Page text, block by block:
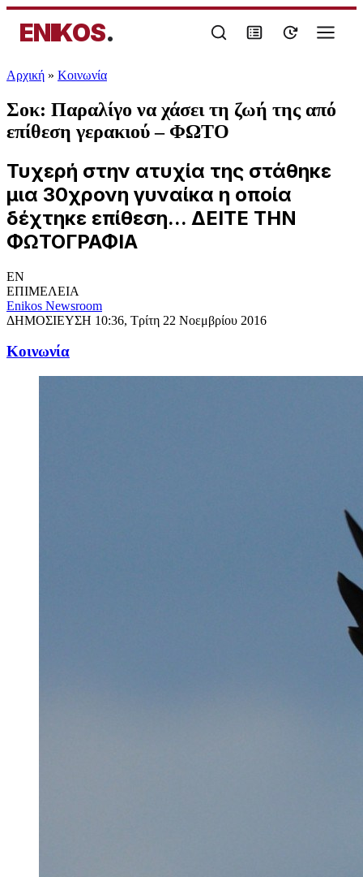
ENIKOS.
Αρχική » Κοινωνία
Σοκ: Παραλίγο να χάσει τη ζωή της από
επίθεση γερακιού – ΦΩΤΟ
Τυχερή στην ατυχία της στάθηκε
μια 30χρονη γυναίκα η οποία
δέχτηκε επίθεση... ΔΕΙΤΕ ΤΗΝ
ΦΩΤΟΓΡΑΦΙΑ
EN
ΕΠΙΜΕΛΕΙΑ
Enikos Newsroom
ΔΗΜΟΣΙΕΥΣΗ 10:36, Τρίτη 22 Νοεμβρίου 2016
Κοινωνία